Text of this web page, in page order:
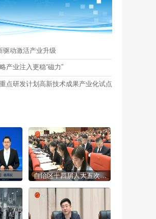
驱动激活产业升级
产业注入更稳“磁力”
点研发计划高新技术成果产业化试点
自治区十四届人大五次会议开幕